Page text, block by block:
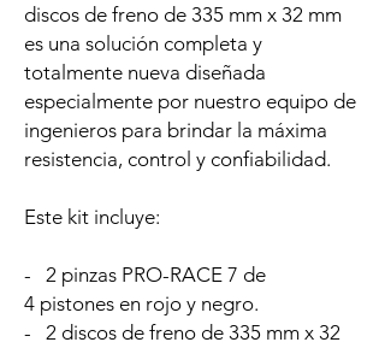
discos de freno de 335 mm x 32 mm
es una solución completa y
totalmente nueva diseñada
especialmente por nuestro equipo de
ingenieros para brindar la máxima
resistencia, control y confiabilidad.
Este kit incluye:
- 2 pinzas PRO-RACE 7 de
4 pistones en rojo y negro.
- 2 discos de freno de 335 mm x 32